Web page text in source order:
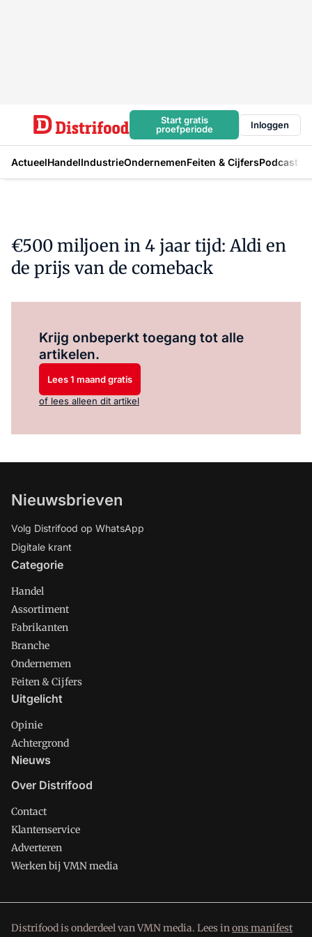
Start gratis
proefperiode
Inloggen
ActueelHandelIndustrieOndernemenFeiten & CijfersPodcast
€500 miljoen in 4 jaar tijd: Aldi en
de prijs van de comeback
Krijg onbeperkt toegang tot alle
artikelen.
Lees 1 maand gratis
of lees alleen dit artikel
Nieuwsbrieven
Volg Distrifood op WhatsApp
Digitale krant
Categorie
Handel
Assortiment
Fabrikanten
Branche
Ondernemen
Feiten & Cijfers
Uitgelicht
Opinie
Achtergrond
Nieuws
Over Distrifood
Contact
Klantenservice
Adverteren
Werken bij VMN media
Distrifood is onderdeel van VMN media. Lees inons manifest